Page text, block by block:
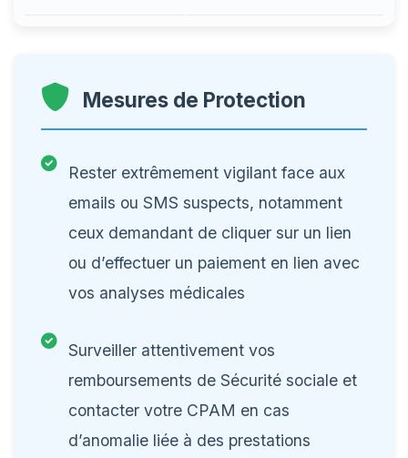
Mesures de Protection
Rester extrêmement vigilant face aux
emails ou SMS suspects, notamment
ceux demandant de cliquer sur un lien
ou d’effectuer un paiement en lien avec
vos analyses médicales
Surveiller attentivement vos
remboursements de Sécurité sociale et
contacter votre CPAM en cas
d’anomalie liée à des prestations